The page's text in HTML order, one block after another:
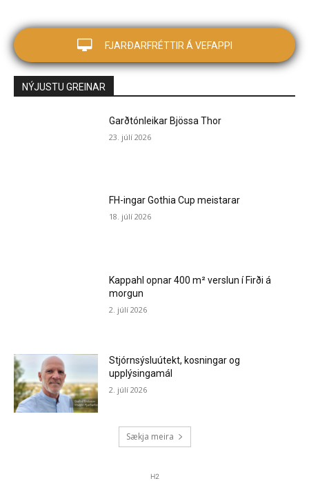
FJARÐARFRÉTTIR Á VEFAPPI
NÝJUSTU GREINAR
Garðtónleikar Bjössa Thor
23. júlí 2026
FH-ingar Gothia Cup meistarar
18. júlí 2026
Kappahl opnar 400 m² verslun í Firði á
morgun
2. júlí 2026
Stjórnsýsluútekt, kosningar og
upplýsingamál
2. júlí 2026
Sækja meira
H2